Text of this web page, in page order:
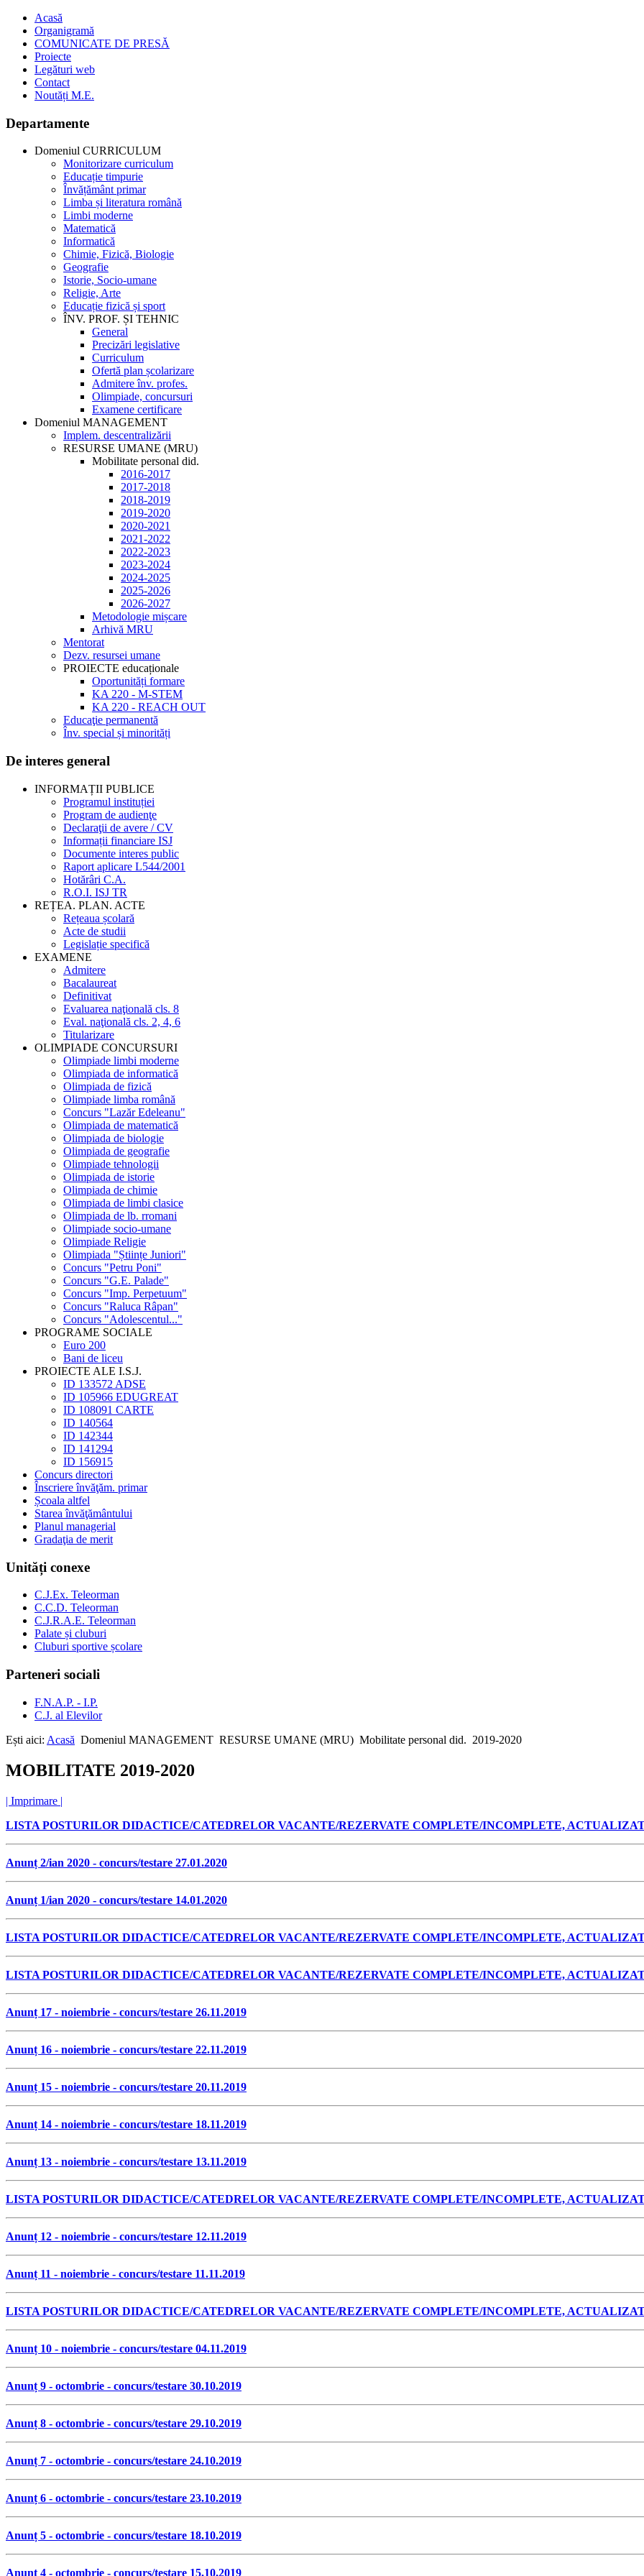
Acasă
Organigramă
COMUNICATE DE PRESĂ
Proiecte
Legături web
Contact
Noutăți M.E.
Departamente
Domeniul CURRICULUM
Monitorizare curriculum
Educație timpurie
Învățământ primar
Limba și literatura română
Limbi moderne
Matematică
Informatică
Chimie, Fizică, Biologie
Geografie
Istorie, Socio-umane
Religie, Arte
Educație fizică și sport
ÎNV. PROF. ȘI TEHNIC
General
Precizări legislative
Curriculum
Ofertă plan școlarizare
Admitere înv. profes.
Olimpiade, concursuri
Examene certificare
Domeniul MANAGEMENT
Implem. descentralizării
RESURSE UMANE (MRU)
Mobilitate personal did.
2016-2017
2017-2018
2018-2019
2019-2020
2020-2021
2021-2022
2022-2023
2023-2024
2024-2025
2025-2026
2026-2027
Metodologie mișcare
Arhivă MRU
Mentorat
Dezv. resursei umane
PROIECTE educaționale
Oportunități formare
KA 220 - M-STEM
KA 220 - REACH OUT
Educaţie permanentă
Înv. special și minorități
De interes general
INFORMAȚII PUBLICE
Programul instituției
Program de audienţe
Declaraţii de avere / CV
Informații financiare ISJ
Documente interes public
Raport aplicare L544/2001
Hotărâri C.A.
R.O.I. ISJ TR
REȚEA. PLAN. ACTE
Rețeaua școlară
Acte de studii
Legislație specifică
EXAMENE
Admitere
Bacalaureat
Definitivat
Evaluarea naţională cls. 8
Eval. naţională cls. 2, 4, 6
Titularizare
OLIMPIADE CONCURSURI
Olimpiade limbi moderne
Olimpiada de informatică
Olimpiada de fizică
Olimpiade limba română
Concurs "Lazăr Edeleanu"
Olimpiada de matematică
Olimpiada de biologie
Olimpiada de geografie
Olimpiade tehnologii
Olimpiada de istorie
Olimpiada de chimie
Olimpiada de limbi clasice
Olimpiada de lb. rromani
Olimpiade socio-umane
Olimpiade Religie
Olimpiada "Științe Juniori"
Concurs "Petru Poni"
Concurs "G.E. Palade"
Concurs "Imp. Perpetuum"
Concurs "Raluca Râpan"
Concurs "Adolescentul..."
PROGRAME SOCIALE
Euro 200
Bani de liceu
PROIECTE ALE I.S.J.
ID 133572 ADSE
ID 105966 EDUGREAT
ID 108091 CARTE
ID 140564
ID 142344
ID 141294
ID 156915
Concurs directori
Înscriere învăţăm. primar
Școala altfel
Starea învăţământului
Planul managerial
Gradaţia de merit
Unități conexe
C.J.Ex. Teleorman
C.C.D. Teleorman
C.J.R.A.E. Teleorman
Palate și cluburi
Cluburi sportive școlare
Parteneri sociali
F.N.A.P. - I.P.
C.J. al Elevilor
Ești aici: Acasă Domeniul MANAGEMENT RESURSE UMANE (MRU) Mobilitate personal did. 2019-2020
MOBILITATE 2019-2020
| Imprimare |
LISTA POSTURILOR DIDACTICE/CATEDRELOR VACANTE/REZERVATE COMPLETE/INCOMPLETE,
Anunț 2/ian 2020 - concurs/testare 27.01.2020
Anunț 1/ian 2020 - concurs/testare 14.01.2020
LISTA POSTURILOR DIDACTICE/CATEDRELOR VACANTE/REZERVATE COMPLETE/INCOMPLETE,
LISTA POSTURILOR DIDACTICE/CATEDRELOR VACANTE/REZERVATE COMPLETE/INCOMPLETE,
Anunț 17 - noiembrie - concurs/testare 26.11.2019
Anunț 16 - noiembrie - concurs/testare 22.11.2019
Anunț 15 - noiembrie - concurs/testare 20.11.2019
Anunț 14 - noiembrie - concurs/testare 18.11.2019
Anunț 13 - noiembrie - concurs/testare 13.11.2019
LISTA POSTURILOR DIDACTICE/CATEDRELOR VACANTE/REZERVATE COMPLETE/INCOMPLETE,
Anunț 12 - noiembrie - concurs/testare 12.11.2019
Anunț 11 - noiembrie - concurs/testare 11.11.2019
LISTA POSTURILOR DIDACTICE/CATEDRELOR VACANTE/REZERVATE COMPLETE/INCOMPLETE,
Anunț 10 - noiembrie - concurs/testare 04.11.2019
Anunț 9 - octombrie - concurs/testare 30.10.2019
Anunț 8 - octombrie - concurs/testare 29.10.2019
Anunț 7 - octombrie - concurs/testare 24.10.2019
Anunț 6 - octombrie - concurs/testare 23.10.2019
Anunț 5 - octombrie - concurs/testare 18.10.2019
Anunț 4 - octombrie - concurs/testare 15.10.2019